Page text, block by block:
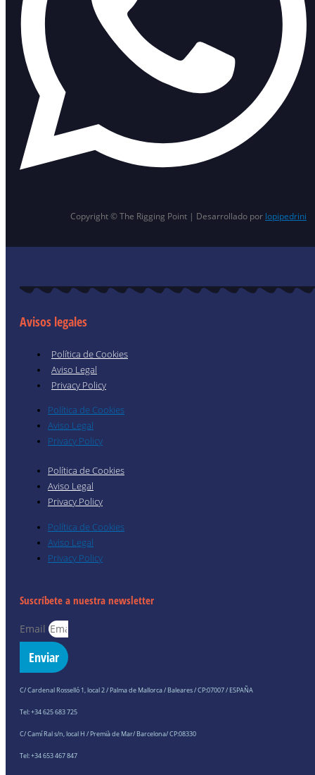
Copyright © The Rigging Point | Desarrollado por lopipedrini
Avisos legales
Política de Cookies
Aviso Legal
Privacy Policy
Política de Cookies
Aviso Legal
Privacy Policy
Política de Cookies
Aviso Legal
Privacy Policy
Política de Cookies
Aviso Legal
Privacy Policy
Suscríbete a nuestra newsletter
Email
Enviar
C/ Cardenal Rosselló 1, local 2 / Palma de Mallorca / Baleares / CP:07007 / ESPAÑA
Tel: +34 625 683 725
C/ Camí Ral s/n, local H / Premià de Mar/ Barcelona/ CP:08330
Tel: +34 653 467 847